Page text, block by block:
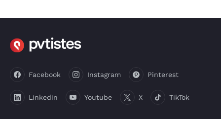
Facebook Instagram Pinterest
Linkedin Youtube X TikTok